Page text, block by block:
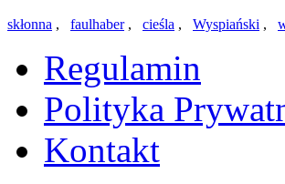
skłonna , faulhaber, cieśla , Wyspiański ,
Regulamin
Polityka
Kontakt